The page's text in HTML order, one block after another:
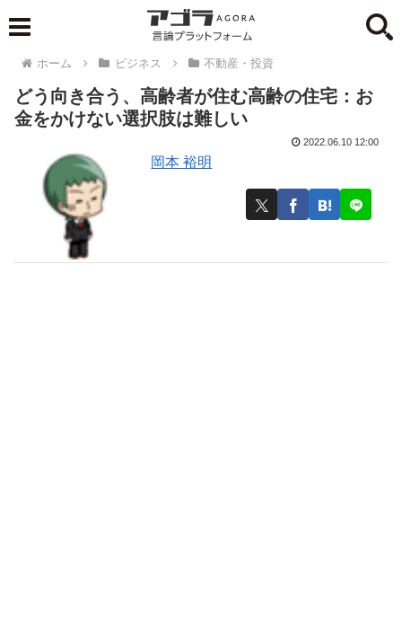
ホーム ビジネス 不動産・投資
どう向き合う、高齢者が住む高齢の住宅：お
金をかけない選択肢は難しい
岡本 裕明
2022.06.10 12:00